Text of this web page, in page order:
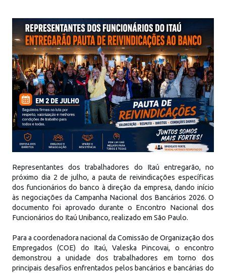
Representantes dos trabalhadores do Itaú entregarão, no
próximo dia 2 de julho, a pauta de reivindicações específicas
dos funcionários do banco à direção da empresa, dando início
às negociações da Campanha Nacional dos Bancários 2026. O
documento foi aprovado durante o Encontro Nacional dos
Funcionários do Itaú Unibanco, realizado em São Paulo.
Para a coordenadora nacional da Comissão de Organização dos
Empregados (COE) do Itaú, Valeska Pincovai, o encontro
demonstrou a unidade dos trabalhadores em torno dos
principais desafios enfrentados pelos bancários e bancárias do